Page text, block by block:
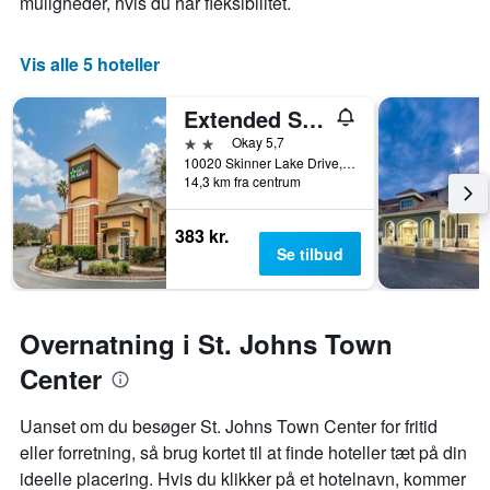
Vis alle 5 hoteller
Extended Stay America Select Suites - Jacksonville - Southside - St. Johns Towne Ctr.
2 stjernerOkay 5,7
10020 Skinner Lake Drive, Jacksonville, FL, USA
14,3 km fra centrum
383 kr.
Se tilbud
Overnatning i St. Johns Town
Center
Uanset om du besøger St. Johns Town Center for fritid
eller forretning, så brug kortet til at finde hoteller tæt på din
ideelle placering. Hvis du klikker på et hotelnavn, kommer